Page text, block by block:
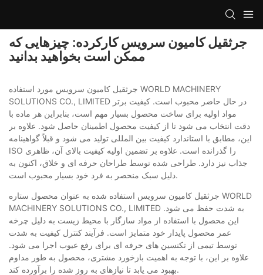
جرثقیل کامیون سرویس کارکرده: چیزهایی که
ممکن است بخواهید بدانید
جرثقیل کامیون سرویس مورد استفاده WORLD MACHINERY
SOLUTIONS CO., LIMITED در حال حاضر محبوب است. کیفیت برتر
مواد اولیه برای ساخت محصول بسیار مهم است، بنابراین هر ماده با
دقت انتخاب می شود تا از کیفیت محصول اطمینان حاصل شود. علاوه بر
این، مطابق با استاندارد کیفیت بین المللی تولید می شود و قبلاً گواهینامه
ISO را گذرانده است. علاوه بر تضمین اولیه کیفیت بالای آن، ظاهری
جذاب نیز دارد. طراحی شده توسط طراحان حرفه ای و خلاق، اکنون به
دلیل سبک منحصر به فرد خود بسیار محبوب است.
جرثقیل کامیون سرویس استفاده شده به عنوان محصول ستاره WORLD
MACHINERY SOLUTIONS CO., LIMITED به شدت حفظ می شود.
این محصول با استفاده از مواد سازگار با محیط زیست به دلیل چرخه
عمر محصول پایدار خود متمایز است. فرآیند کنترل کیفیت به شدت
توسط تیمی از تکنسین های حرفه ای برای رفع عیوب اجرا می شود.
علاوه بر این، با توجه به اهمیت بازخورد مشتری، محصول به طور مداوم
بهبود می یابد تا نیازهای به روز شده را برآورده کند.